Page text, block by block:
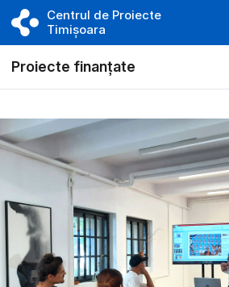
Centrul de Proiecte
Timișoara
Proiecte finanțate